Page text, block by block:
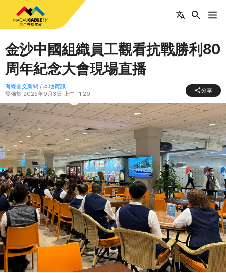
金沙中國組織員工觀看抗戰勝利80
周年紀念大會現場直播
有線圖文新聞 / 本地資訊
發佈於 2025年9月3日 上午 11:29
分享